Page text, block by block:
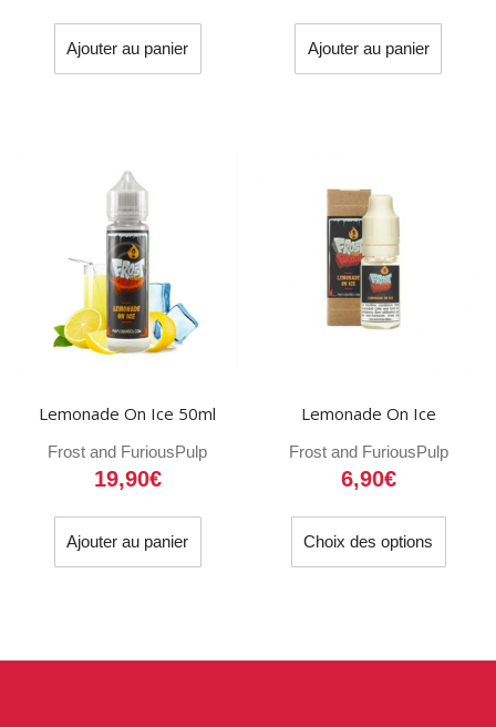
initial
était : est :
Ajouter au panier
initial
était : est :
Ajouter au panier
Lemonade On Ice 50ml
Frost and FuriousPulp
19,90€
Ajouter au panier
Lemonade On Ice
Frost and FuriousPulp
6,90€
Choix des options
Ce
a